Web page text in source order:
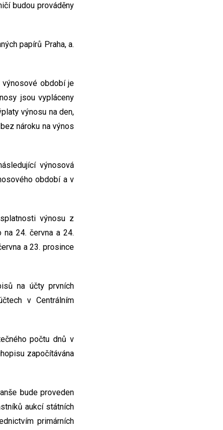
budou prováděny
papírů Praha, a.
výnosové období je
jsou vypláceny
výnosu na den,
nároku na výnos
výnosová
období a v
výnosu z
na 24. června a 24.
a 23. prosince
na účty prvních
v Centrálním
počtu dnů v
započítávána
bude proveden
aukcí státních
primárních